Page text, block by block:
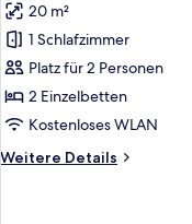
20 m²
1 Schlafzimmer
Platz für 2 Personen
2 Einzelbetten
Kostenloses WLAN
Weitere Details
Weitere